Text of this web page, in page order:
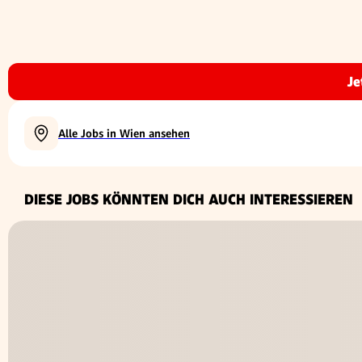
Alle Jobs in Wien ansehen
DIESE JOBS KÖNNTEN DICH AUCH INTERESSIEREN